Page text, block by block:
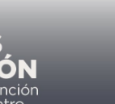
“Broad